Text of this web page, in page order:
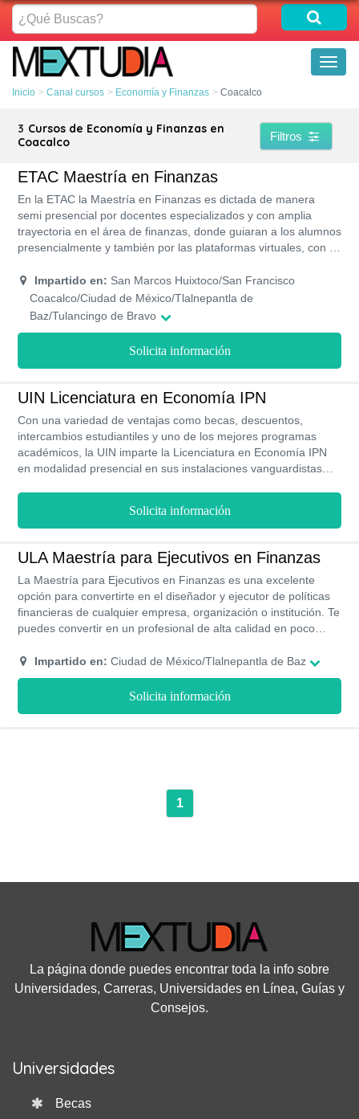
¿Qué
Buscas?
Inicio Canal cursos Economía y Finanzas Coacalco
3 Cursos de Economía y Finanzas en
Coacalco
Filtros
ETAC Maestría en Finanzas
En la ETAC la Maestría en Finanzas es dictada de manera
semi presencial por docentes especializados y con amplia
trayectoria en el área de finanzas, donde guiaran a los alumnos
presencialmente y también por las plataformas virtuales, con el
deseen estudiar al mismo tiempo.
Impartido en: San Marcos Huixtoco/San Francisco
Coacalco/Ciudad de México/Tlalnepantla de
Baz/Tulancingo de Bravo
Solicita información
UIN Licenciatura en Economía IPN
Con una variedad de ventajas como becas, descuentos,
intercambios estudiantiles y uno de los mejores programas
académicos, la UIN imparte la Licenciatura en Economía IPN
en modalidad presencial en sus instalaciones vanguardistas
Solicita información
ULA Maestría para Ejecutivos en Finanzas
La Maestría para Ejecutivos en Finanzas es una excelente
opción para convertirte en el diseñador y ejecutor de políticas
financieras de cualquier empresa, organización o institución. Te
puedes convertir en un profesional de alta calidad en poco
Impartido en: Ciudad de México/Tlalnepantla de Baz
Solicita información
1
La página donde puedes encontrar toda la info sobre
Universidades, Carreras, Universidades en Línea, Guías y
Consejos.
Universidades
Becas